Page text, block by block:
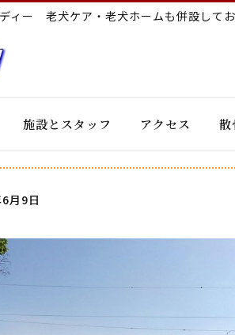
ィー 老犬ケア・老犬ホームも併設してお
施設とスタッフ アクセス 散
月9日